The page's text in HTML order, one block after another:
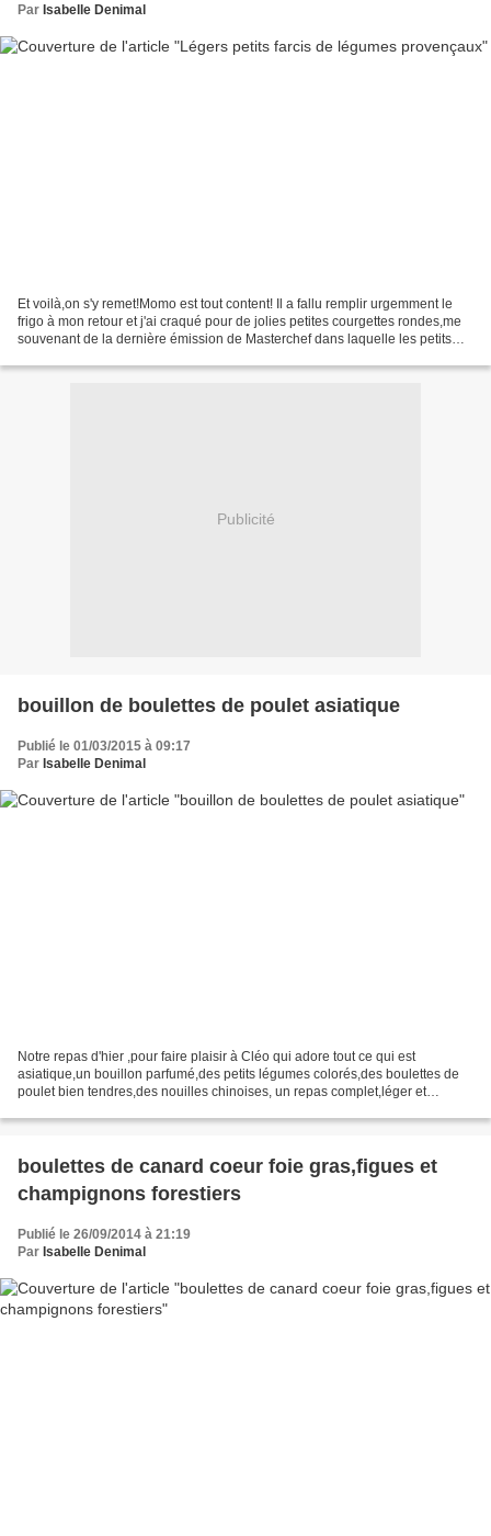
Par Isabelle Denimal
Et voilà,on s'y remet!Momo est tout content! Il a fallu remplir urgemment le
frigo à mon retour et j'ai craqué pour de jolies petites courgettes rondes,me
souvenant de la dernière émission de Masterchef dans laquelle les petits
Publicité
bouillon de boulettes de poulet asiatique
Publié le 01/03/2015 à 09:17
Par Isabelle Denimal
Notre repas d'hier ,pour faire plaisir à Cléo qui adore tout ce qui est
asiatique,un bouillon parfumé,des petits légumes colorés,des boulettes de
poulet bien tendres,des nouilles chinoises, un repas complet,léger et
boulettes de canard coeur foie gras,figues et
champignons forestiers
Publié le 26/09/2014 à 21:19
Par Isabelle Denimal